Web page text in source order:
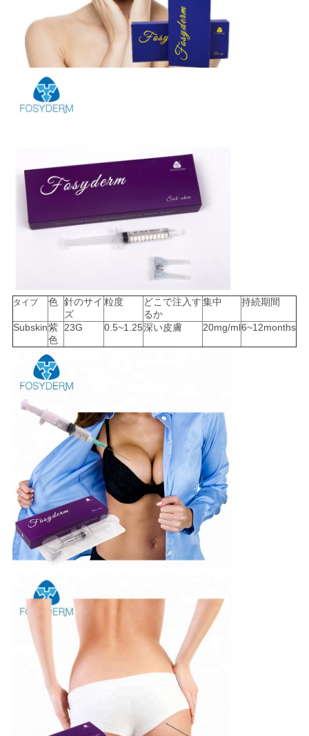
タイプ 色 針のサイ
ズ
粒度
どこで注入す
るか
集中 持続期間
Subskin紫
色
23G 0.5~1.25深い皮膚 20mg/ml6~12months